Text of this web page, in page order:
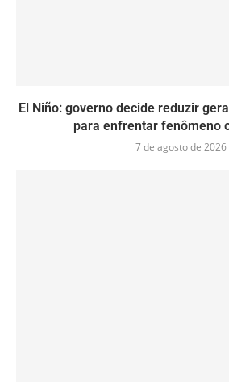
El Niño: governo decide reduzir
para enfrentar fenômeno
7 de agosto de 2026